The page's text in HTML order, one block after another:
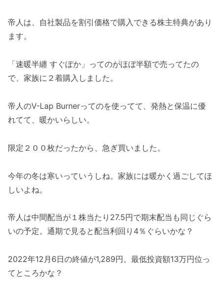
帝人は、自社製品を割引価格で購入できる株主特典があり
ます。
「速暖半纏 すぐぽか」ってのがほぼ半額で売ってたの
で、家族に２着購入しました。
帝人のV-Lap Burnerってのを使ってて、発熱と保温に優
れてて、暖かいらしい。
限定２００枚だったから、急ぎ買いました。
今年の冬は寒いっていうしね。家族には暖かく過ごしてほ
しいよね。
帝人は中間配当が１株当たり27.5円で期末配当も同じぐら
いの予定。通期で見ると配当利回り4％ぐらいかな？
2022年12月6日の終値が1,289円。最低投資額13万円位っ
てところかな？